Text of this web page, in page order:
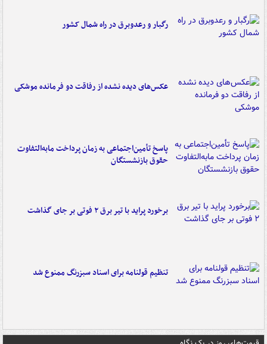
رگبار و رعدوبرق در راه شمال کشور
عکس‌های دیده نشده از رفاقت دو فرمانده‌ موشکی
پاسخ تأمین‌اجتماعی به زمان پرداخت مابه‌التفاوت
حقوق بازنشستگان
برخورد پراید با تیر برق ۲ فوتی بر جای گذاشت
تنظیم قولنامه برای اسناد سبزرنگ ممنوع شد